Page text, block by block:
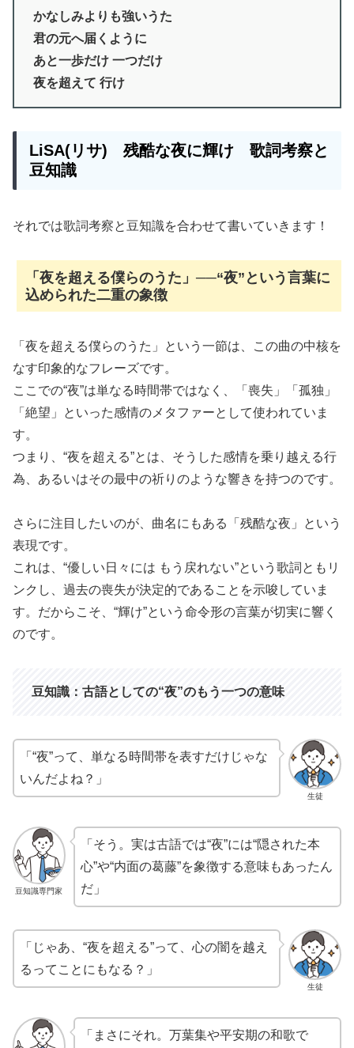
かなしみよりも強いうた
君の元へ届くように
あと一歩だけ 一つだけ
夜を超えて 行け
LiSA(リサ) 残酷な夜に輝け 歌詞考察と
豆知識
それでは歌詞考察と豆知識を合わせて書いていきます！
「夜を超える僕らのうた」──“夜”という言葉に
込められた二重の象徴
「夜を超える僕らのうた」という一節は、この曲の中核を
なす印象的なフレーズです。
ここでの“夜”は単なる時間帯ではなく、「喪失」「孤独」
「絶望」といった感情のメタファーとして使われていま
す。
つまり、“夜を超える”とは、そうした感情を乗り越える行
為、あるいはその最中の祈りのような響きを持つのです。
さらに注目したいのが、曲名にもある「残酷な夜」という
表現です。
これは、“優しい日々には もう戻れない”という歌詞ともリ
ンクし、過去の喪失が決定的であることを示唆していま
す。だからこそ、“輝け”という命令形の言葉が切実に響く
のです。
豆知識：古語としての“夜”のもう一つの意味
生徒
「“夜”って、単なる時間帯を表すだけじゃな
いんだよね？」
豆知識専門家
「そう。実は古語では“夜”には“隠された本
心”や“内面の葛藤”を象徴する意味もあったん
だ」
生徒
「じゃあ、“夜を超える”って、心の闇を越え
るってことにもなる？」
「まさにそれ。万葉集や平安期の和歌で